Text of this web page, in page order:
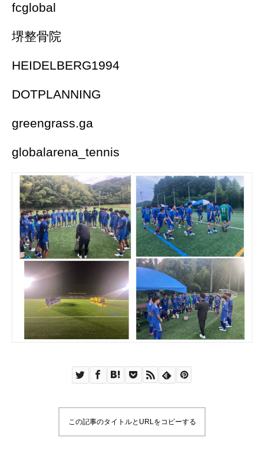
fcglobal
堺整骨院
HEIDELBERG1994
DOTPLANNING
greengrass.ga
globalarena_tennis
この記事のタイトルとURLをコピーする